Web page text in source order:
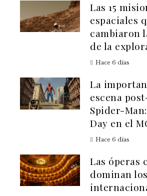
Las 15
espaciales
cambiaron
de la
Hace 6 días
La
escena
Spider-
Day en el
Hace 6 días
Las óperas
dominan